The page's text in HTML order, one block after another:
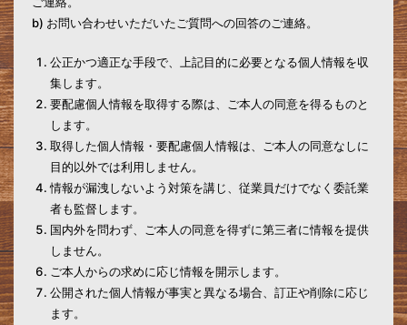
b) お問い合わせいただいたご質問への回答のご連絡。
公正かつ適正な手段で、上記目的に必要となる個人情報を収
集します。
要配慮個人情報を取得する際は、ご本人の同意を得るものと
します。
取得した個人情報・要配慮個人情報は、ご本人の同意なしに
目的以外では利用しません。
情報が漏洩しないよう対策を講じ、従業員だけでなく委託業
者も監督します。
国内外を問わず、ご本人の同意を得ずに第三者に情報を提供
しません。
ご本人からの求めに応じ情報を開示します。
公開された個人情報が事実と異なる場合、訂正や削除に応じ
ます。